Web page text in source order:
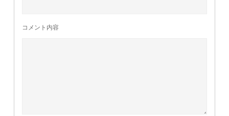
コメント内容